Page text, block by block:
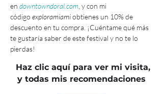
en downtowndoral.com , y con mi
código exploramiami obtienes un 10% de
descuento en tu compra. ¡Cuéntame qué más
te gustaría saber de este festival y no te lo
pierdas!
Haz clic aquí para ver mi visita,
y todas mis recomendaciones